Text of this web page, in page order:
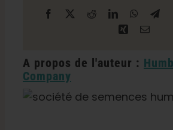
Facebook RedditLinkedIn
Xing
A propos de l'auteur :
Company